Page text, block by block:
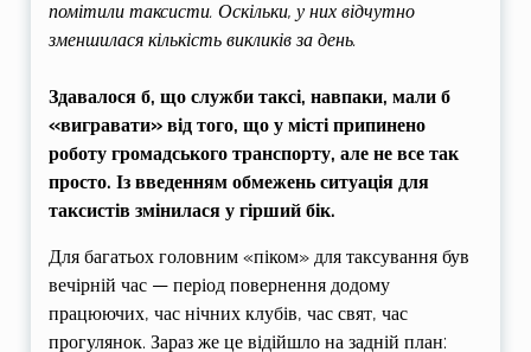
помітили таксисти. Оскільки, у них відчутно
зменшилася кількість викликів за день.
Здавалося б, що служби таксі, навпаки, мали б
«вигравати» від того, що у місті припинено
роботу громадського транспорту, але не все так
просто. Із введенням обмежень ситуація для
таксистів змінилася у гірший бік.
Для багатьох головним «піком» для таксування був
вечірній час — період повернення додому
працюючих, час нічних клубів, час свят, час
прогулянок. Зараз же це відійшло на задній план: